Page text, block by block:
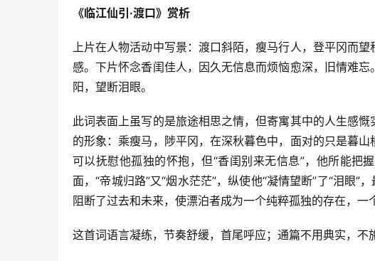
《临江仙引·渡口》赏析
上片在人物活动中写景：渡口斜陌，瘦马行人，登平冈而
感。下片怀念香闺佳人，因久无信息而烦恼愈深，旧情难
阳，望断泪眼。
此词表面上虽写的是旅途相思之情，但寄寓其中的人生感
的形象：乘瘦马，陟平冈，在深秋暮色中，面对的只是暮
可以抚慰他孤独的怀抱，但“香闺别来无信息”，他所能把
面，“帝城归路”又“烟水茫茫”，纵使他“凝情望断”了“泪眼
阻断了过去和未来，使漂泊者成为一个纯粹孤独的存在，
这首词语言凝练，节奏舒缓，首尾呼应；通篇不用典实，不